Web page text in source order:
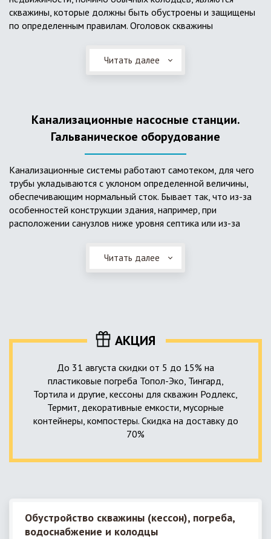
скважины, которые должны быть обустроены и защищены
по определенным правилам. Оголовок скважины
и автоматикой. Все это оборудование способно
подвергаться загрязнению атмосферными и
его работу в нормальном режиме. Лучшим способом
защиты оборудования является устройство герметичной
камеры или кессона, который не только защищает оголовок
скважины от негативных воздействий, но и обеспечивает
удобные условия для обслуживания в любой период года.
Кессон может быть выполнен из обычных железобетонных
колец, но только при отсутствии высокого уровня
подземных вод, так как в этом случае затруднительно
обеспечить требуемую герметичность. Если имеется
достаточную герметичность, недорогие, легко
Читать далее
Канализационные насосные станции.
Гальваническое оборудование
Канализационные системы работают самотеком, для чего
трубы укладываются с уклоном определенной величины,
обеспечивающим нормальный сток. Бывает так, что из-за
особенностей конструкции здания, например, при
расположении санузлов ниже уровня септика или из-за
Единственное решение в таком случае – это
использование КНС – канализационной насосной станции.
до выгребной ямы, септика или станции ГБО.
Читать далее
АКЦИЯ
До 31 августа скидки от 5 до 15% на
пластиковые погреба Топол-Эко, Тингард,
Тортила и другие, кессоны для скважин Родлекс,
Термит, декоративные емкости, мусорные
контейнеры, компостеры. Скидка на доставку до
70%
Обустройство скважины (кессон), погреба,
водоснабжение и колодцы